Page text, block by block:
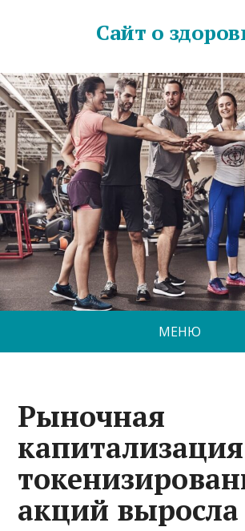
Сайт о
МЕНЮ
Рыночная
капитализация
акций выросла